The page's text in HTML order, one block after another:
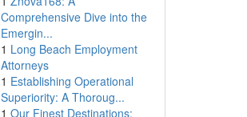
Comprehensive Dive into the
Emergin...
1 Long Beach Employment
Attorneys
1 Establishing Operational
Superiority: A Thoroug...
1 Our Finest Destinations: